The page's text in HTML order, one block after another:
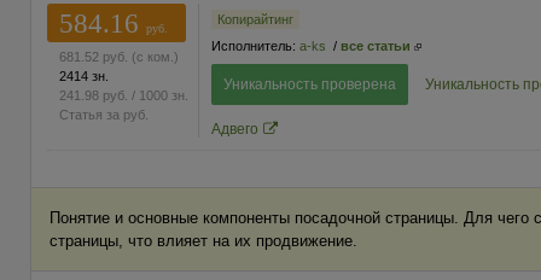
584.16
руб.
681.52 руб. (с ком.)
2414 зн.
241.98 руб. / 1000 зн.
Статья за руб.
Копирайтинг
Исполнитель: a-ks / все статьи
Уникальность проверена Уникальность
Адвего
Понятие и основные компоненты посадочной страницы. Для чего
страницы, что влияет на их продвижение.